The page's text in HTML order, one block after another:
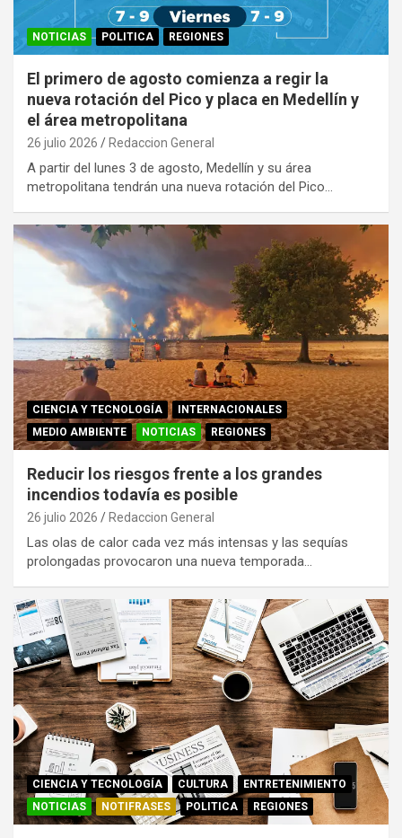
NOTICIAS POLITICA REGIONES
El primero de agosto comienza a regir la
nueva rotación del Pico y placa en Medellín y
el área metropolitana
26 julio 2026 Redaccion General
A partir del lunes 3 de agosto, Medellín y su área
metropolitana tendrán una nueva rotación del Pico…
CIENCIA Y TECNOLOGÍA
INTERNACIONALES
MEDIO AMBIENTE
NOTICIAS REGIONES
Reducir los riesgos frente a los grandes
incendios todavía es posible
26 julio 2026 Redaccion General
Las olas de calor cada vez más intensas y las sequías
prolongadas provocaron una nueva temporada…
CIENCIA Y TECNOLOGÍA CULTURA
ENTRETENIMIENTO
NOTICIAS
NOTIFRASES POLITICA REGIONES